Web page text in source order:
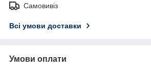
Самовивіз
Всі умови доставки
Умови оплати